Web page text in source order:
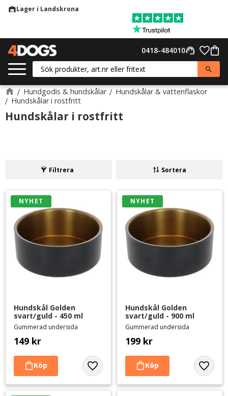
warehouseLager i Landskrona
support_agent
0418-484010
Hundgodis & hundskålar
Hundskålar & vattenflaskor
Hundskålar i rostfritt
Hundskålar i rostfritt
Filtrera Sortera
Hundskål Golden
svart/guld - 450 ml
Gummerad undersida
149 kr
NYHET
Lägg till i favoriter
Hundskål Golden
svart/guld - 900 ml
Gummerad undersida
199 kr
NYHET
Lägg